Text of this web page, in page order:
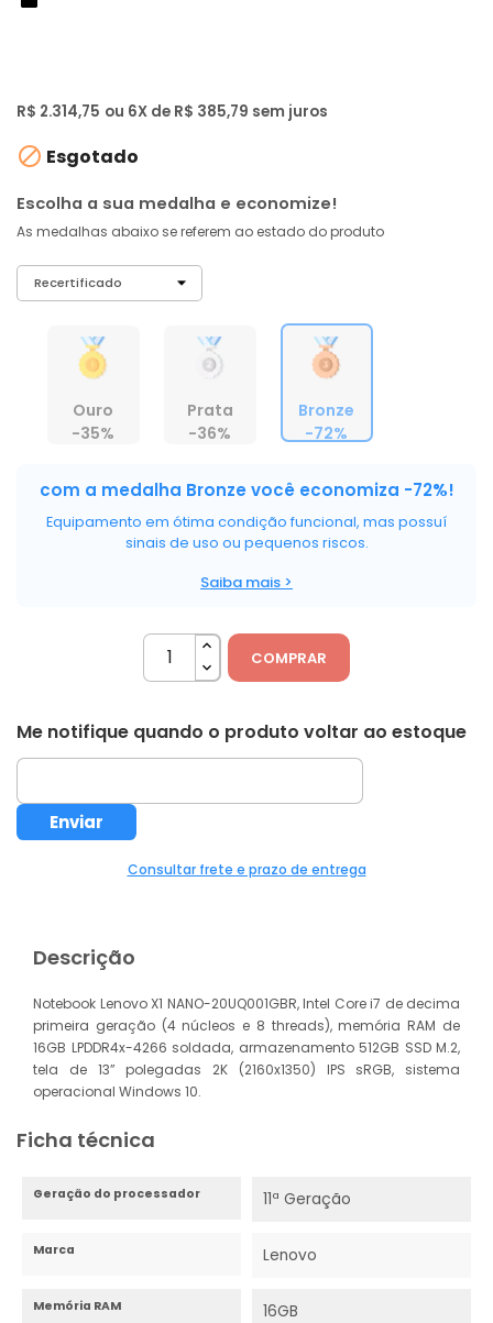
R$ 2.314,75 ou 6X de R$ 385,79 sem juros
 Esgotado
Escolha a sua medalha e economize!
As medalhas abaixo se referem ao estado do produto
Ouro
-35%
Prata
-36%
Bronze
-72%
com a medalha Bronze você economiza -72%!
Equipamento em ótima condição funcional, mas possuí
sinais de uso ou pequenos riscos.
Saiba mais >
COMPRAR
Me notifique quando o produto voltar ao estoque
Consultar frete e prazo de entrega
Descrição
Notebook Lenovo X1 NANO-20UQ001GBR, Intel Core i7 de decima
primeira geração (4 núcleos e 8 threads), memória RAM de
16GB LPDDR4x-4266 soldada, armazenamento 512GB SSD M.2,
tela de 13” polegadas 2K (2160x1350) IPS sRGB, sistema
operacional Windows 10.
Ficha técnica
Geração do processador 11ª Geração
Marca Lenovo
Memória RAM 16GB